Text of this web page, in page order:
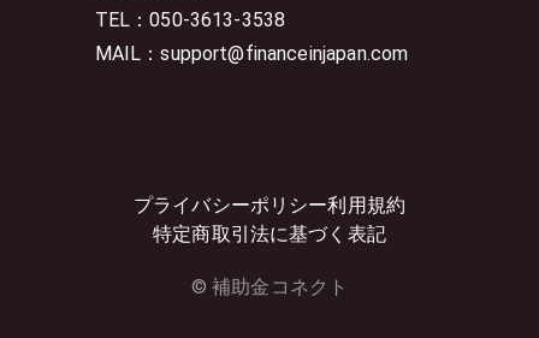
TEL：050-3613-3538
MAIL：support@financeinjapan.com
プライバシーポリシー利用規約
特定商取引法に基づく表記
© 補助金コネクト